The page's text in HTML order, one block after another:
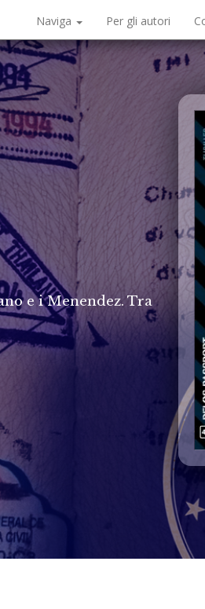
Naviga Per gli autori
e i Menendez. Tra